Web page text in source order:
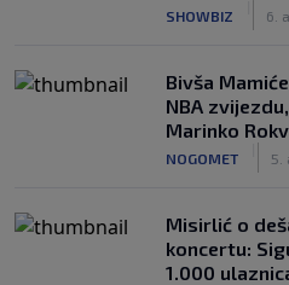
SHOWBIZ 6.
Bivša
NBA
Marinko
NOGOMET 5.
Misirlić o
koncertu:
1.000